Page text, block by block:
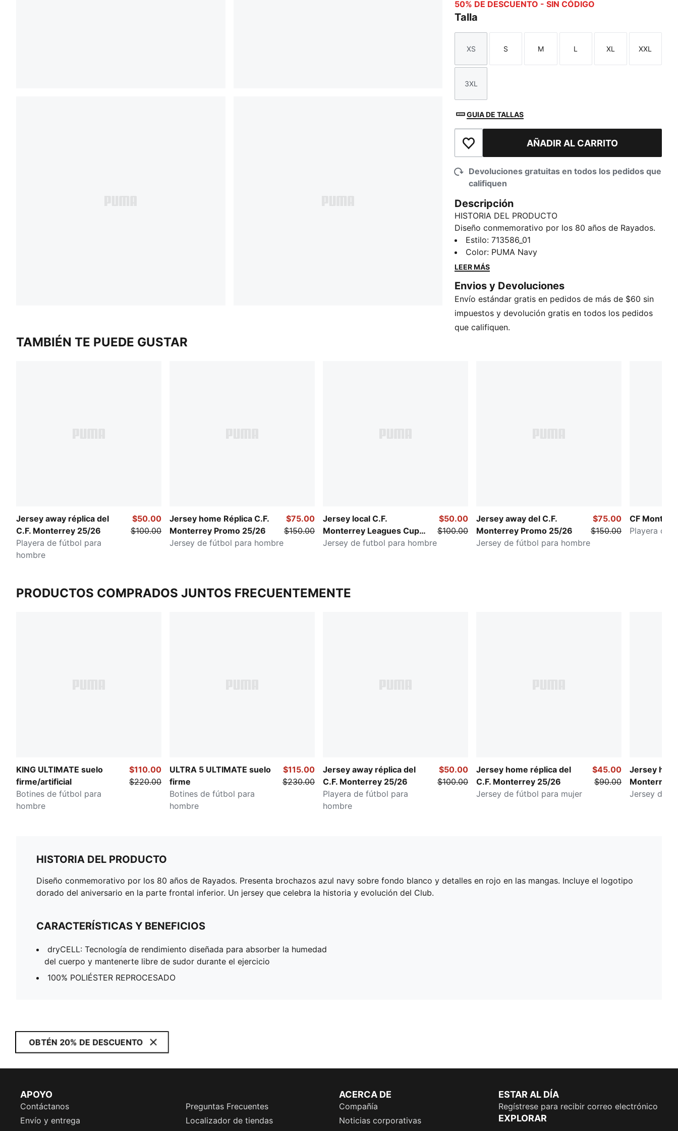
50% DE DESCUENTO - SIN CÓDIGO
Talla
Talla
XS
Talla
S
Talla
M
Talla
L
Talla
XL
Talla
XXL
Talla
3XL
GUIA DE TALLAS
Añadir a la lista de deseosAÑADIR AL CARRITO
Devoluciones gratuitas en todos los pedidos que
califiquen
Descripción
HISTORIA DEL PRODUCTO
Diseño conmemorativo por los 80 años de Rayados.
Presenta brochazos azul navy sobre fondo blanco y
detalles en rojo en las mangas. Incluye el logotipo
dorado del aniversario en la parte frontal inferior. Un
CARACTERÍSTICAS Y BENEFICIOS
dryCELL: Tecnología de rendimiento diseñada para
absorber la humedad del cuerpo y mantenerte libre
de sudor durante el ejercicio
Estilo:713586_01
Color: PUMA Navy
LEER MÁS
Envios y Devoluciones
Envío estándar gratis en pedidos de más de $60 sin
impuestos y devolución gratis en todos los pedidos
que califiquen.
TAMBIÉN TE PUEDE GUSTAR
Jersey away réplica del
C.F. Monterrey 25/26
Playera de fútbol para
hombre
$50.00
$100.00
Jersey home Réplica C.F.
Monterrey Promo 25/26
Jersey de fútbol para hombre
$75.00
$150.00
Jersey local C.F.
Monterrey Leagues Cup
25/26
Jersey de futbol para hombre
$50.00
$100.00
Jersey away del C.F.
Monterrey Promo 25/26
Jersey de fútbol para hombre
$75.00
$150.00
CF
Playera de
PRODUCTOS COMPRADOS JUNTOS FRECUENTEMENTE
KING ULTIMATE suelo
firme/artificial
Botines de fútbol para
hombre
$110.00
$220.00
ULTRA 5 ULTIMATE suelo
firme
Botines de fútbol para
hombre
$115.00
$230.00
Jersey away réplica del
C.F. Monterrey 25/26
Playera de fútbol para
hombre
$50.00
$100.00
Jersey home réplica del
C.F. Monterrey 25/26
Jersey de fútbol para mujer
$45.00
$90.00
Jersey
Monterrey
Jersey de
HISTORIA DEL PRODUCTO
Diseño conmemorativo por los 80 años de Rayados. Presenta brochazos azul navy sobre fondo blanco y detalles en rojo en las mangas. Incluye el logotipo
dorado del aniversario en la parte frontal inferior. Un jersey que celebra la historia y evolución del Club.
CARACTERÍSTICAS Y BENEFICIOS
dryCELL: Tecnología de rendimiento diseñada para absorber la humedad
del cuerpo y mantenerte libre de sudor durante el ejercicio
100% POLIÉSTER REPROCESADO
OBTÉN 20% DE DESCUENTO
APOYO
Contáctanos
Preguntas Frecuentes
Envío y entrega
Localizador de tiendas
ACERCA DE
Compañía
Noticias corporativas
ESTAR AL DÍA
Regístrese para recibir correo electrónico
EXPLORAR